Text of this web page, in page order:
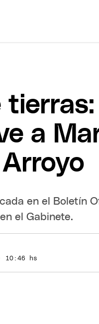
a
en el Boletín
el Gabinete.
10:46 hs